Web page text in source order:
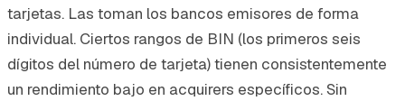
tarjetas. Las toman los bancos emisores de forma
individual. Ciertos rangos de BIN (los primeros seis
dígitos del número de tarjeta) tienen consistentemente
un rendimiento bajo en acquirers específicos. Sin